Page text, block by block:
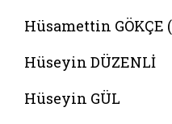
Hüsamettin
Hüseyin DÜZENLİ
Hüseyin GÜL